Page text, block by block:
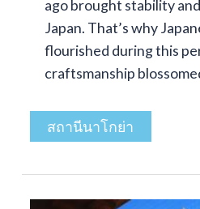
ago brought stability
Japan. That’s why
flourished during this
craftsmanship
สถานีนาโกย่า